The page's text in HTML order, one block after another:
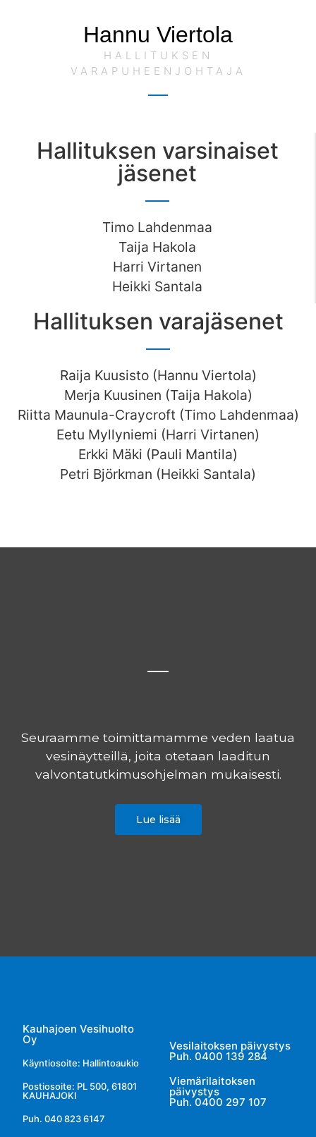
Hannu Viertola
HALLITUKSEN
VARAPUHEENJOHTAJA
Hallituksen varsinaiset
jäsenet
Timo Lahdenmaa
Taija Hakola
Harri Virtanen
Heikki Santala
Hallituksen varajäsenet
Raija Kuusisto (Hannu Viertola)
Merja Kuusinen (Taija Hakola)
Riitta Maunula-Craycroft (Timo Lahdenmaa)
Eetu Myllyniemi (Harri Virtanen)
Erkki Mäki (Pauli Mantila)
Petri Björkman (Heikki Santala)
Seuraamme toimittamamme veden laatua
vesinäytteillä, joita otetaan laaditun
valvontatutkimusohjelman mukaisesti.
Lue lisää
Kauhajoen Vesihuolto
Oy
Käyntiosoite: Hallintoaukio
Postiosoite: PL 500, 61801
KAUHAJOKI
Puh. 040 823 6147
Vesilaitoksen päivystys
Puh. 0400 139 284
Viemärilaitoksen
päivystys
Puh. 0400 297 107